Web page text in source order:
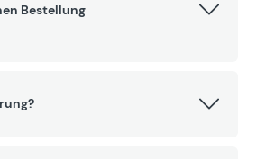
Bestellung